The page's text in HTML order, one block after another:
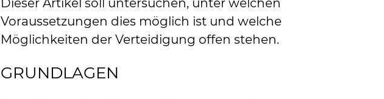
Dieser Artikel soll untersuchen, unter welchen
Voraussetzungen dies möglich ist und welche
Möglichkeiten der Verteidigung offen stehen.
GRUNDLAGEN